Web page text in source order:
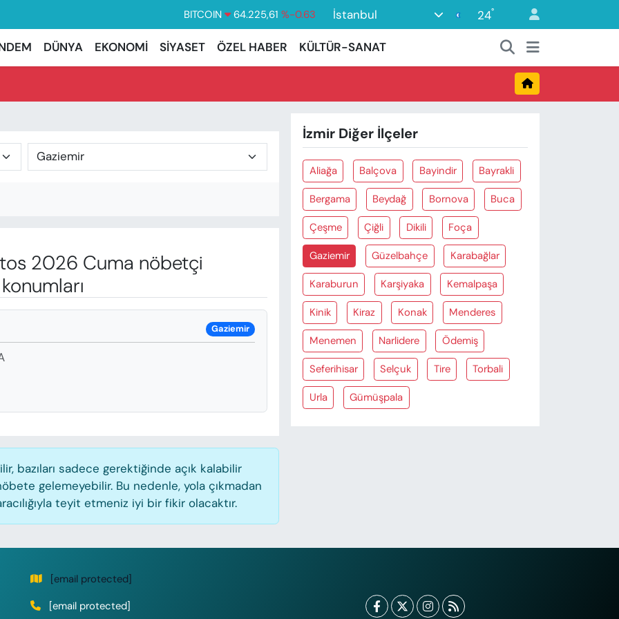
BITCOIN 64.225,61 %-0.63
DOLAR
47,7143
%0.16
EURO
55,0317 %-0.02
%70
İstanbul 24°
DÜNYA EKONOMİ SİYASET ÖZEL HABER KÜLTÜR-SANAT
2026 Cuma nöbetçi
Gaziemir
bazıları sadece gerektiğinde açık kalabilir
gelemeyebilir. Bu nedenle, yola çıkmadan
teyit etmeniz iyi bir fikir olacaktır.
İzmir Diğer İlçeler
Aliağa Balçova Bayindir Bayrakli
Bergama Beydağ Bornova Buca
Çeşme Çiğli Dikili Foça
Gaziemir Güzelbahçe Karabağlar
Karaburun Karşiyaka Kemalpaşa
Kinik Kiraz Konak Menderes
Menemen Narlidere Ödemiş
Seferihisar Selçuk Tire Torbali
Urla Gümüşpala
[email protected]
[email protected]